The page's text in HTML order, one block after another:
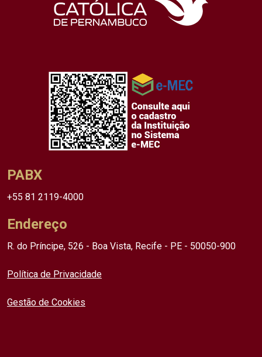
PABX
+55 81 2119-4000
Endereço
R. do Príncipe, 526 - Boa Vista, Recife - PE - 50050-900
Política de Privacidade
Gestão de Cookies